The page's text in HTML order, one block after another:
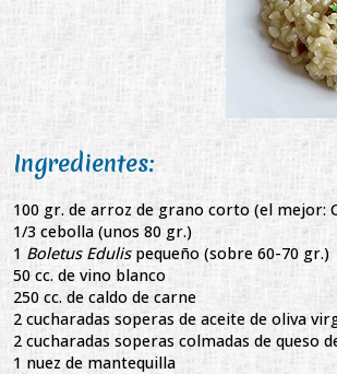
Ingredientes:
100 gr. de arroz de grano corto (el mejor:
1/3 cebolla (unos 80 gr.)
1 Boletus Edulispequeño (sobre 60-70 gr.)
50 cc. de vino blanco
250 cc. de caldo de carne
2 cucharadas soperas de aceite de oliva
2 cucharadas soperas colmadas de queso
1 nuez de mantequilla